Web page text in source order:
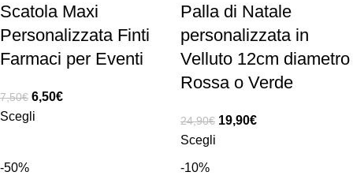
Scatola Maxi
Personalizzata Finti
Farmaci per Eventi
7,50€ 6,50€
Scegli
Palla di Natale
personalizzata in
Velluto 12cm diametro
Rossa o Verde
24,90€ 19,90€
Scegli
-50% -10%